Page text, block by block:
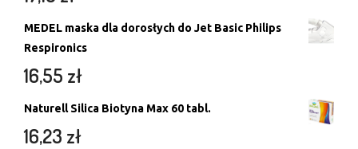
MEDEL maska dla dorosłych do Jet Basic Philips
Respironics
16,55 zł
Naturell Silica Biotyna Max 60 tabl.
16,23 zł